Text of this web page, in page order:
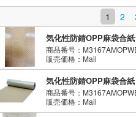
1 2
気化性防錆OPP麻袋合
商品番号：
販売価格：Mail
気化性防錆OPP麻袋合
商品番号：
販売価格：Mail